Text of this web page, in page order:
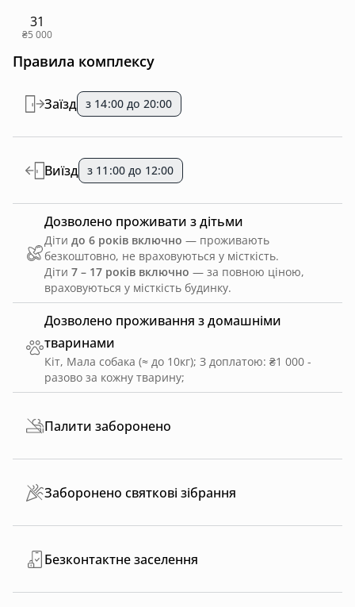
31
₴5 000
Правила комплексу
Дозволено проживання з домашніми
тваринами
Кіт, Мала собака (≈ до 10кг); З доплатою: ₴1 000 -
разово за кожну тварину;
Заїзд з 14:00 до 20:00
Виїзд з 11:00 до 12:00
Дозволено проживати з дітьми
Діти до 6 років включно — проживають
безкоштовно, не враховуються у місткість.
Діти 7 – 17 років включно — за повною ціною,
враховуються у місткість будинку.
Палити заборонено
Заборонено святкові зібрання
Безконтактне заселення